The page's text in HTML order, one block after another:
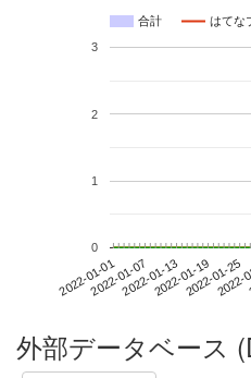
合計 はてな
2022-01-012022-01-072022-01-132022-01-192022-01-25
0
1
2
3
外部データベース